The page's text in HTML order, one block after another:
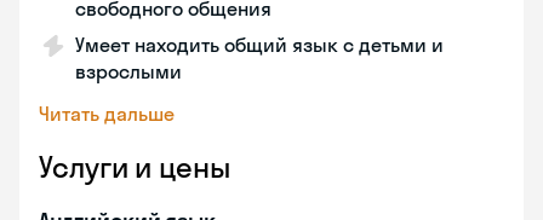
свободного общения
Умеет находить общий язык с детьми и
взрослыми
Читать дальше
Услуги и цены